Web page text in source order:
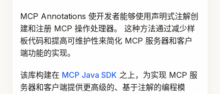
MCP Annotations 使开发者能够使用声明式注解创
建和注册 MCP 操作处理器。 这种方法通过减少样
板代码和提高可维护性来简化 MCP 服务器和客户
端功能的实现。
该库构建在 MCP Java SDK 之上，为实现 MCP 服
务器和客户端提供更高级的、基于注解的编程模